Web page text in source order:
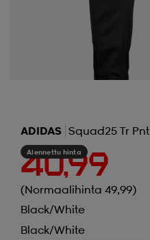
ADIDAS Squad25 Tr Pnt
Alennettu hinta
40,99
(Normaalihinta 49,99)
Black/white
Black/white